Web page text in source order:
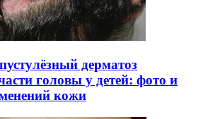
дерматоз
головы у детей: фото и
кожи